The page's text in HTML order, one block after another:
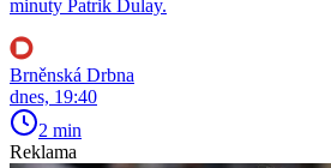
minuty Patrik Dulay.
Brněnská Drbna
dnes, 19:40
2 min
Reklama